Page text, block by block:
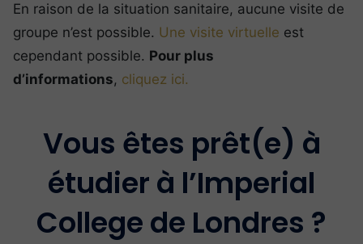
En raison de la situation sanitaire, aucune visite de
groupe n’est possible. Une visite virtuelle est
cependant possible. Pour plus
d’informations, cliquez ici.
Vous êtes prêt(e) à
étudier à l’Imperial
College de Londres ?